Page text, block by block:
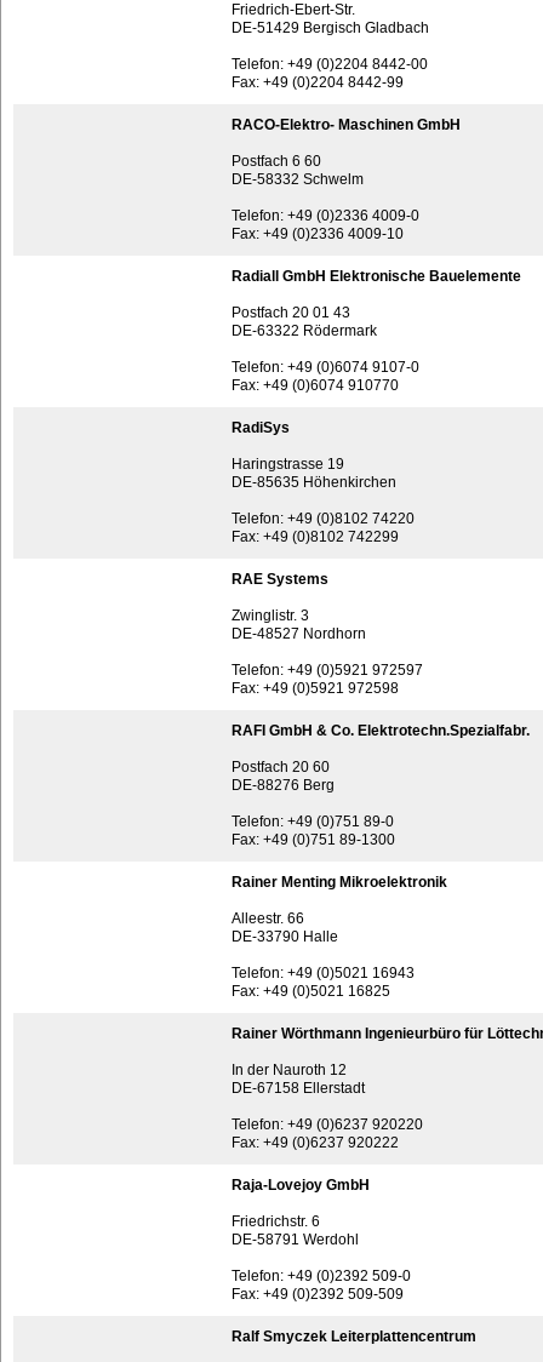
Friedrich-Ebert-Str.
DE-51429 Bergisch Gladbach
Telefon: +49 (0)2204 8442-00
Fax: +49 (0)2204 8442-99
RACO-Elektro- Maschinen GmbH
Postfach 6 60
DE-58332 Schwelm
Telefon: +49 (0)2336 4009-0
Fax: +49 (0)2336 4009-10
Radiall GmbH Elektronische Bauelemente
Postfach 20 01 43
DE-63322 Rödermark
Telefon: +49 (0)6074 9107-0
Fax: +49 (0)6074 910770
RadiSys
Haringstrasse 19
DE-85635 Höhenkirchen
Telefon: +49 (0)8102 74220
Fax: +49 (0)8102 742299
RAE Systems
Zwinglistr. 3
DE-48527 Nordhorn
Telefon: +49 (0)5921 972597
Fax: +49 (0)5921 972598
RAFI GmbH & Co. Elektrotechn.Spezialfabr.
Postfach 20 60
DE-88276 Berg
Telefon: +49 (0)751 89-0
Fax: +49 (0)751 89-1300
Rainer Menting Mikroelektronik
Alleestr. 66
DE-33790 Halle
Telefon: +49 (0)5021 16943
Fax: +49 (0)5021 16825
Rainer Wörthmann Ingenieurbüro für
In der Nauroth 12
DE-67158 Ellerstadt
Telefon: +49 (0)6237 920220
Fax: +49 (0)6237 920222
Raja-Lovejoy GmbH
Friedrichstr. 6
DE-58791 Werdohl
Telefon: +49 (0)2392 509-0
Fax: +49 (0)2392 509-509
Ralf Smyczek Leiterplattencentrum